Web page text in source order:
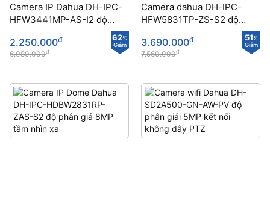
Camera IP Dahua DH-IPC-
HFW3441MP-AS-I2 độ
phân giải 4MP
62%
Giảm
2.250.000đ
6.080.000đ
Camera dahua DH-IPC-
HFW5831TP-ZS-S2 độ
phân giải lên tới 8MP
51%
Giảm
3.690.000đ
7.560.000đ